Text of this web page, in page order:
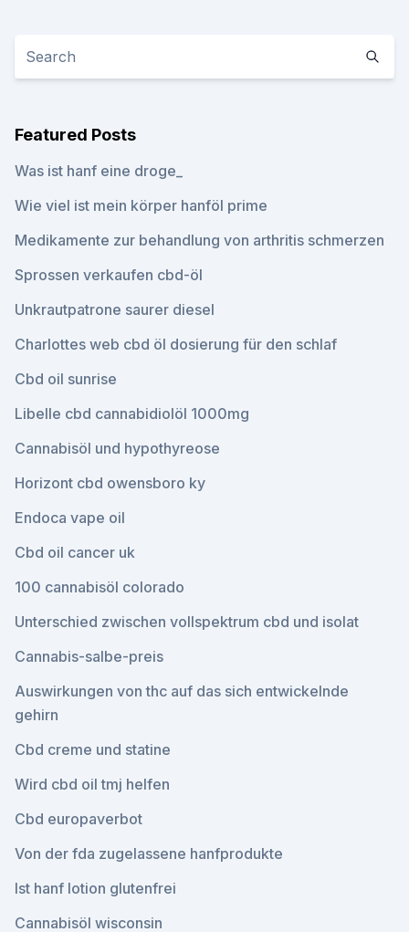
Featured Posts
Was ist hanf eine droge_
Wie viel ist mein körper hanföl prime
Medikamente zur behandlung von arthritis schmerzen
Sprossen verkaufen cbd-öl
Unkrautpatrone saurer diesel
Charlottes web cbd öl dosierung für den schlaf
Cbd oil sunrise
Libelle cbd cannabidiolöl 1000mg
Cannabisöl und hypothyreose
Horizont cbd owensboro ky
Endoca vape oil
Cbd oil cancer uk
100 cannabisöl colorado
Unterschied zwischen vollspektrum cbd und isolat
Cannabis-salbe-preis
Auswirkungen von thc auf das sich entwickelnde
gehirn
Cbd creme und statine
Wird cbd oil tmj helfen
Cbd europaverbot
Von der fda zugelassene hanfprodukte
Ist hanf lotion glutenfrei
Cannabisöl wisconsin